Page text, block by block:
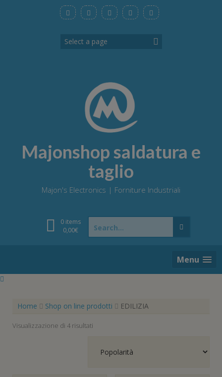
Majonshop saldatura e
taglio
Majon's Electronics | Forniture Industriali
0 items
0,00€
Search
for:
Menu
Home Shop on line prodotti EDILIZIA
Visualizzazione di 4 risultati